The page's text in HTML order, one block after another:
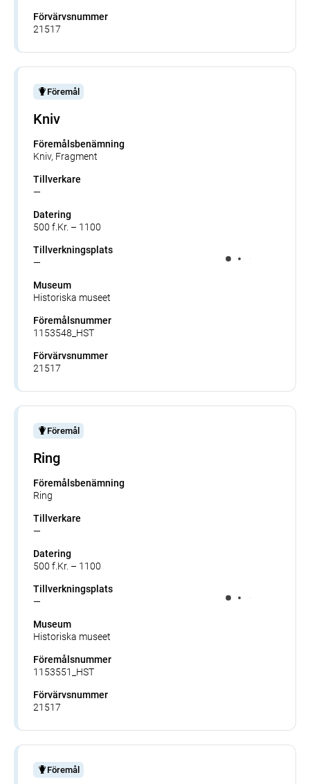
Förvärvsnummer
21517
Föremål
Kniv
Föremålsbenämning
Kniv, Fragment
Tillverkare
—
Datering
500 f.Kr. – 1100
Tillverkningsplats
—
Museum
Historiska museet
Föremålsnummer
1153548_HST
Förvärvsnummer
21517
Föremål
Ring
Föremålsbenämning
Ring
Tillverkare
—
Datering
500 f.Kr. – 1100
Tillverkningsplats
—
Museum
Historiska museet
Föremålsnummer
1153551_HST
Förvärvsnummer
21517
Föremål